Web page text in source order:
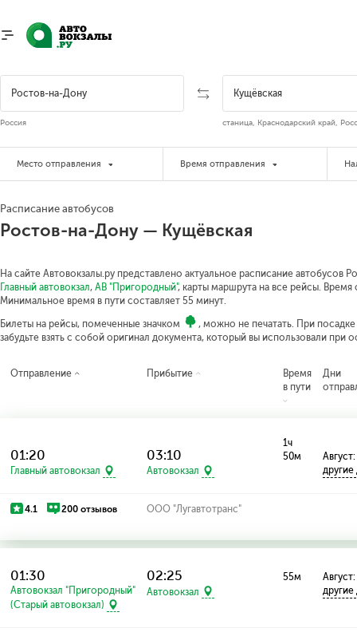
Россия станица, Краснодарский край,
Место отправления Время отправления
Расписание автобусов
Ростов-на-Дону — Кущёвская
На сайте Автовокзалы.ру представлено актуальное расписание автобусов
Главный автовокзал, АВ "Пригородный", карты маршрута на все рейсы. Время
Минимальное время в пути составляет 55 минут.
Билеты на рейсы, помеченные значком
, можно не печатать. При
забудьте взять с собой оригинал документа, который вы использовали при
Отправление Прибытие
Время
в пути
Дни
01:20
Главный автовокзал
03:10
Автовокзал
1ч
50м
4.1 200 отзывов ООО "Лугавтотранс"
01:30
Автовокзал "Пригородный"
(Старый автовокзал)
02:25
Автовокзал
55м